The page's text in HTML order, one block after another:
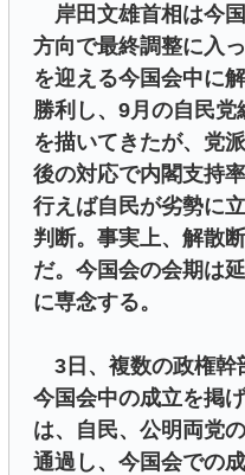
岸田文雄首相は今
方向で最終調整に入
を迎える今国会中に
勝利し、9月の自民
を描いてきたが、党
後の対応で内閣支持
行えば自民が劣勢に
判断。事実上、解散
だ。今国会の会期は
に専念する。
3日、複数の政権幹
今国会中の成立を掲
は、自民、公明両党
通過し、今国会での